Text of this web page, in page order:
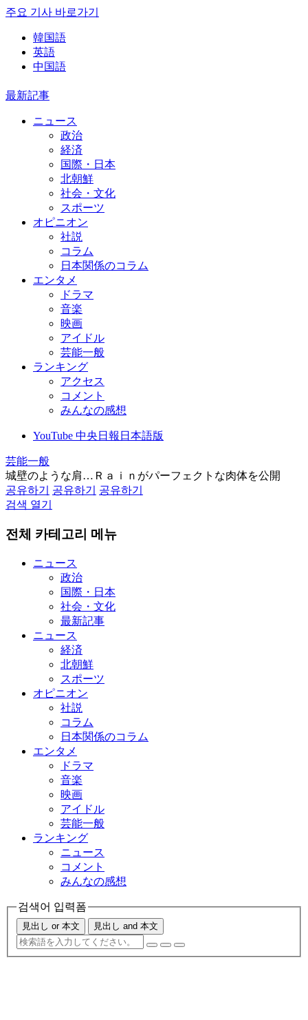
주요 기사 바로가기
韓国語
英語
中国語
最新記事
ニュース
政治
経済
国際・日本
北朝鮮
社会・文化
スポーツ
オピニオン
社説
コラム
日本関係のコラム
エンタメ
ドラマ
音楽
映画
アイドル
芸能一般
ランキング
アクセス
コメント
みんなの感想
YouTube 中央日報日本語版
芸能一般
城壁のような肩…Ｒａｉｎがパーフェクトな肉体を公開
공유하기
공유하기
공유하기
검색 열기
전체 카테고리 메뉴
ニュース
政治
国際・日本
社会・文化
最新記事
ニュース
経済
北朝鮮
スポーツ
オピニオン
社説
コラム
日本関係のコラム
エンタメ
ドラマ
音楽
映画
アイドル
芸能一般
ランキング
ニュース
コメント
みんなの感想
검색어 입력폼
見出し or 本文 見出し and 本文